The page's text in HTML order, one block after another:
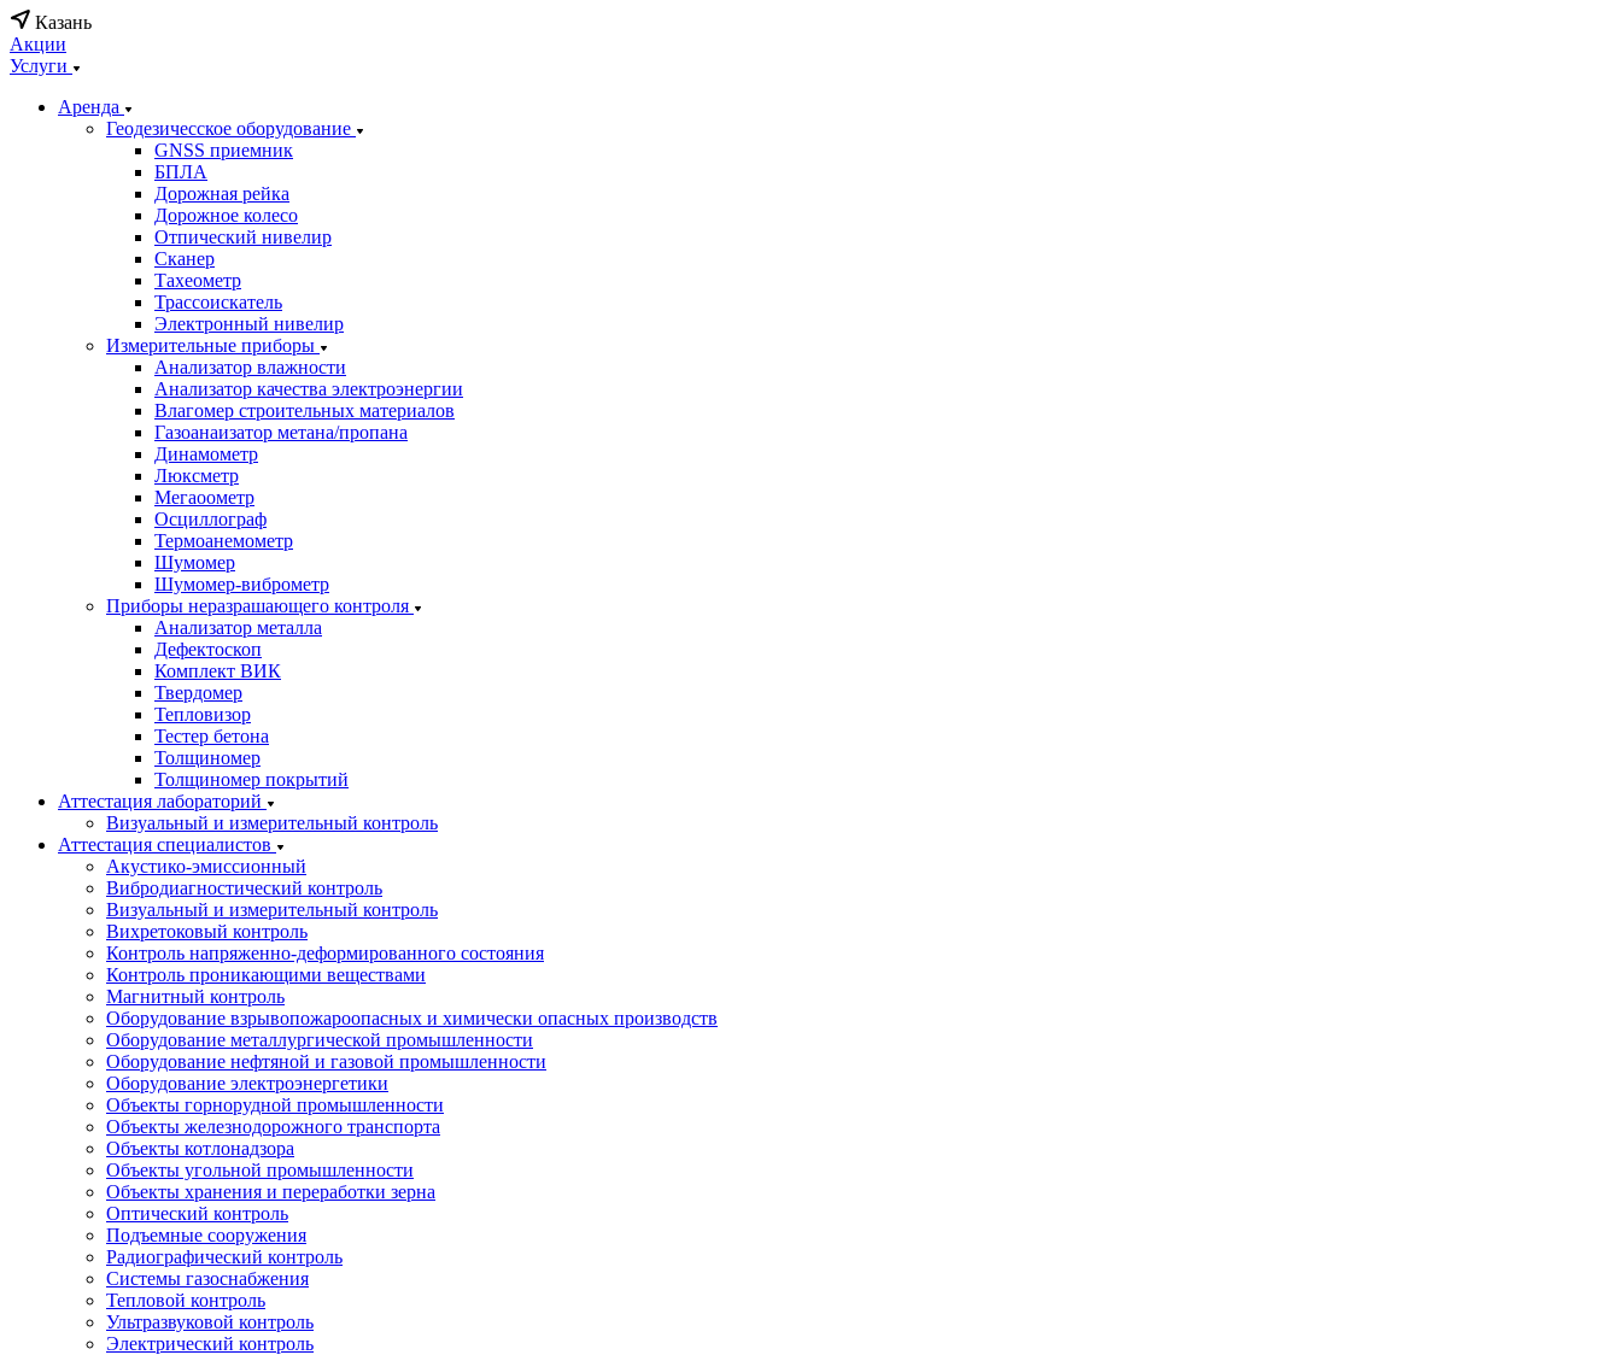
Казань
Акции
Услуги
Аренда
Геодезичесское оборудование
GNSS приемник
БПЛА
Дорожная рейка
Дорожное колесо
Отпический нивелир
Сканер
Тахеометр
Трассоискатель
Электронный нивелир
Измерительные приборы
Анализатор влажности
Анализатор качества электроэнергии
Влагомер строительных материалов
Газоанаизатор метана/пропана
Динамометр
Люксметр
Мегаоометр
Осциллограф
Термоанемометр
Шумомер
Шумомер-виброметр
Приборы неразрашающего контроля
Анализатор металла
Дефектоскоп
Комплект ВИК
Твердомер
Тепловизор
Тестер бетона
Толщиномер
Толщиномер покрытий
Аттестация лабораторий
Визуальный и измерительный контроль
Аттестация специалистов
Акустико-эмиссионный
Вибродиагностический контроль
Визуальный и измерительный контроль
Вихретоковый контроль
Контроль напряженно-деформированного состояния
Контроль проникающими веществами
Магнитный контроль
Оборудование взрывопожароопасных и химически опасных производств
Оборудование металлургической промышленности
Оборудование нефтяной и газовой промышленности
Оборудование электроэнергетики
Объекты горнорудной промышленности
Объекты железнодорожного транспорта
Объекты котлонадзора
Объекты угольной промышленности
Объекты хранения и переработки зерна
Оптический контроль
Подъемные сооружения
Радиографический контроль
Системы газоснабжения
Тепловой контроль
Ультразвуковой контроль
Электрический контроль